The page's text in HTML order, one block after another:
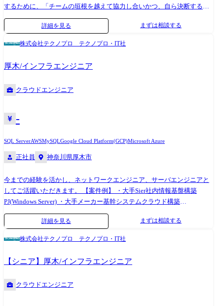
するために、「チームの垣根を越えて協力し合いかつ、自ら決断するこ
とのできる自律型」組織を作り、チーム一丸となり、アバントのミッシ
ョンの実現に向けた挑戦をし続けていきます。 本ポジションに期待する
事【バックエンドエンジニア】 アバントのミッションを達成するため
様の「経営情報の大衆化」を進めるためにアバントは成長を続けてきま
した。今後さらなる速度でのサービス拡大および「経営情報の大衆化」
を見据え、アバント全体のミッションとして、新規ソフトウェアサービ
スの拡充に取り組んでいます。 これまでモノリシックなオンプレミス型
プロダクトをクラウド型ブラウザアプリケーションとすることで、よ
り、お客様に価値を提供できるシステムへと作り変えています。バック
のような段階のバックエンドチームにおいて、機能開発はもちろんのこ
するための技術領域に係る意思決定から仕様に対するフィードバック
等、様々な議論に対してオーナーシップを持ち、積極的・主体的に関わ
って頂くTechLeadとしてのエンジニアを求めています。 業務内容【バッ
クエンドエンジニア】 ・アバントのクラウドサービスを構成する各種
Microservicesの設計、開発、運用 ・C#を利用したクラウドサービスの
API、Webアプリケーションの設計、開発、運用 ・チーム開発のリード
プレミスサーバ, Microsoft Azure, Amazon Web service ・ミドルウェ
ア:Microsoft SQL Database(および SQL Server), Oracle, Azure COSMOS DB,
Nginx, Kubernetes(Azure Kubernetes Service, Elastic Kubernetes Service) ・
構成管理ツール: Azure DevOps ・CI/CD: Azure DevOps ・監視ツール: IIJ
詳細を見る まずは相談する
株式会社テクノプロ テクノプロ・IT社
厚木/インフラエンジニア
クラウドエンジニア
-
SQL ServerAWSMySQLGoogle Cloud Platform(GCP)Microsoft Azure
正社員 神奈川県厚木市
今までの経験を活かし、ネットワークエンジニア、サーバエンジニアと
してご活躍いただきます。 【案件例】 ・大手Sier社内情報基盤構築
PJ(Windows Server) ・大手メーカー基幹システムクラウド構築
(AWS,Azure,Google) ・インフラ仮想基盤構築(Citrix,Vmware) ・半導体メ
ーカー向けデータベース構築(Oracle,SQL Server) ・社内インフラ構築実現
詳細を見る まずは相談する
株式会社テクノプロ テクノプロ・IT社
【シニア】厚木/インフラエンジニア
クラウドエンジニア